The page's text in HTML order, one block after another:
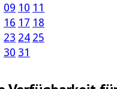
09 10 11
16 17 18
23 24 25
30 31